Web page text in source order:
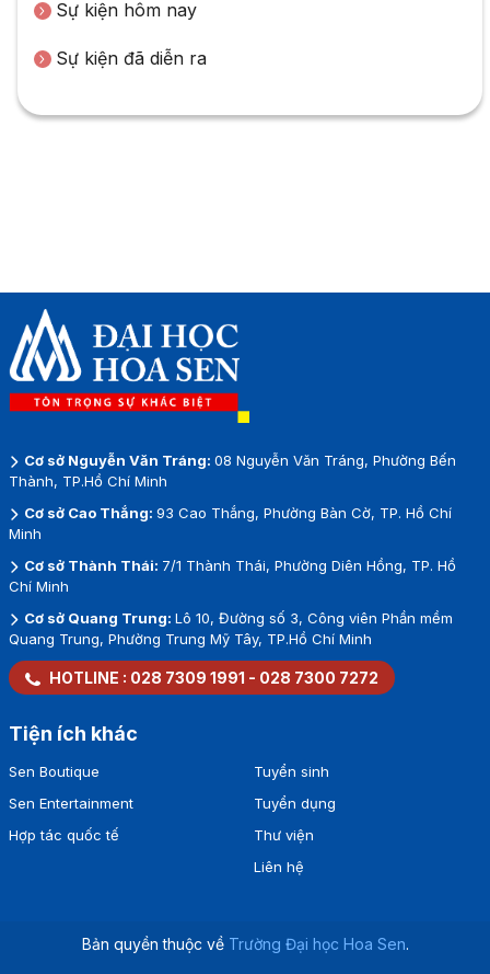
Sự kiện hôm nay
Sự kiện đã diễn ra
Cơ sở Nguyễn Văn Tráng: 08 Nguyễn Văn Tráng, Phường Bến
Thành, TP.Hồ Chí Minh
Cơ sở Cao Thắng: 93 Cao Thắng, Phường Bàn Cờ, TP. Hồ Chí
Minh
Cơ sở Thành Thái: 7/1 Thành Thái, Phường Diên Hồng, TP. Hồ
Chí Minh
Cơ sở Quang Trung: Lô 10, Đường số 3, Công viên Phần mềm
Quang Trung, Phường Trung Mỹ Tây, TP.Hồ Chí Minh
HOTLINE : 028 7309 1991 - 028 7300 7272
Tiện ích khác
Sen Boutique
Sen Entertainment
Hợp tác quốc tế
Tuyển sinh
Tuyển dụng
Thư viện
Liên hệ
Bản quyền thuộc về Trường Đại học Hoa Sen.